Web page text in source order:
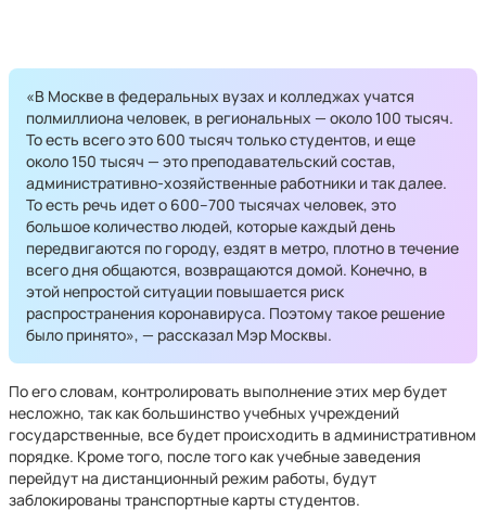
«В Москве в федеральных вузах и колледжах учатся
полмиллиона человек, в региональных — около 100 тысяч.
То есть всего это 600 тысяч только студентов, и еще
около 150 тысяч — это преподавательский состав,
административно-хозяйственные работники и так далее.
То есть речь идет о 600–700 тысячах человек, это
большое количество людей, которые каждый день
передвигаются по городу, ездят в метро, плотно в течение
всего дня общаются, возвращаются домой. Конечно, в
этой непростой ситуации повышается риск
распространения коронавируса. Поэтому такое решение
было принято», — рассказал Мэр Москвы.
По его словам, контролировать выполнение этих мер будет
несложно, так как большинство учебных учреждений
государственные, все будет происходить в административном
порядке. Кроме того, после того как учебные заведения
перейдут на дистанционный режим работы, будут
заблокированы транспортные карты студентов.